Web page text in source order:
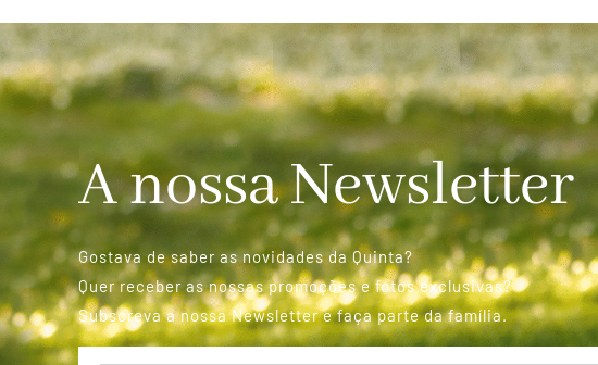
A nossa Newsletter
Gostava de saber as novidades da Quinta?
Quer receber as nossas promoções e fotos exclusivas?
Subscreva a nossa Newsletter e faça parte da família.